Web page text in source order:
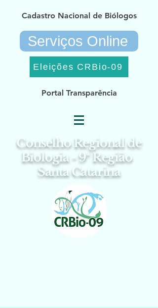
Cadastro Nacional de Biólogos
Serviços Online
Eleições CRBio-09
Portal Transparência
Conselho Regional de
Biologia - 9ª Região
Santa Catarina